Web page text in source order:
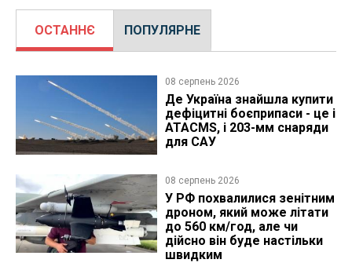
ОСТАННЄ ПОПУЛЯРНЕ
08 серпень 2026
Де Україна знайшла купити
дефіцитні боєприпаси - це і
ATACMS, і 203-мм снаряди
для САУ
08 серпень 2026
У РФ похвалилися зенітним
дроном, який може літати
до 560 км/год, але чи
дійсно він буде настільки
швидким